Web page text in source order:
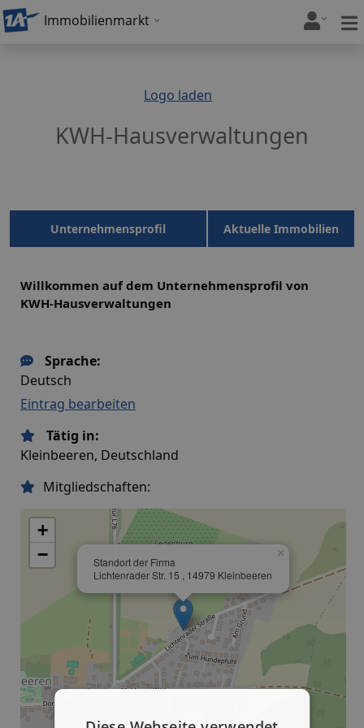
Immobilienmarkt
Logo laden
KWH-Hausverwaltungen
Unternehmensprofil Aktuelle Immobilien
Willkommen auf dem Unternehmensprofil von
KWH-Hausverwaltungen
Sprache:
Deutsch
Eintrag bearbeiten
Tätig in:
Kleinbeeren, Deutschland
Mitgliedschaften:
Standort der Firma
Lichtenrader Str. 15 , 14979 Kleinbeeren
×
+
−